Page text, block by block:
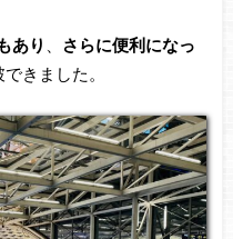
あり
さらに便利になっ
きました。